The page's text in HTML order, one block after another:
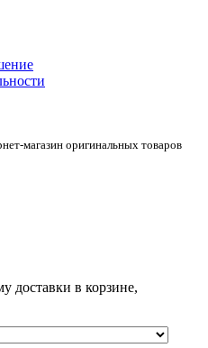
магазин оригинальных товаров
доставки в корзине,